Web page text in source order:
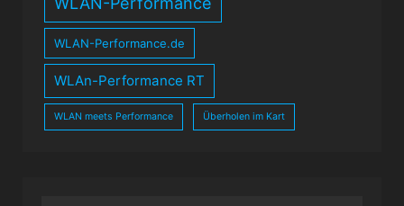
WLAN-Performance.de
WLAn-Performance RT
WLAN meets Performance Überholen im Kart